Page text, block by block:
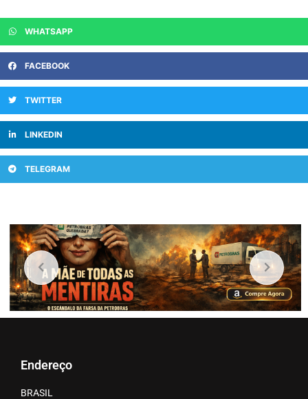
WHATSAPP
FACEBOOK
TWITTER
LINKEDIN
TELEGRAM
Endereço
BRASIL